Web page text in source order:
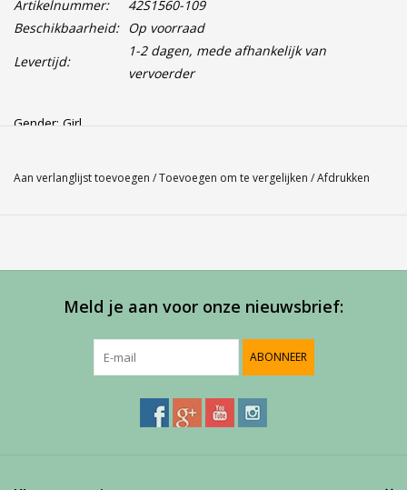
Artikelnummer:
42S1560-109
Beschikbaarheid: Op voorraad
Levertijd:
1-2 dagen, mede afhankelijk van
vervoerder
Gender: Girl
Materiaal:
94 % polyester , 6 % elastan
Aan verlanglijst toevoegen /Toevoegen om te vergelijken /Afdrukken
Meld je aan voor onze nieuwsbrief:
ABONNEER